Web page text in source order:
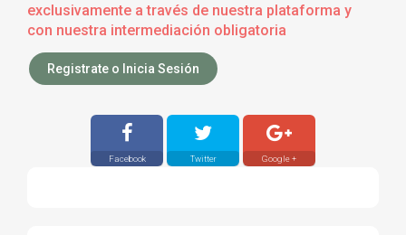
exclusivamente a través de nuestra plataforma y
con nuestra intermediación obligatoria
Registrate o Inicia Sesión
Facebook Twitter Google +